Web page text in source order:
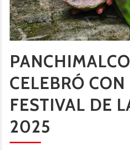
PANCHIMALCO
CELEBRÓ
FESTIVAL DE
2025